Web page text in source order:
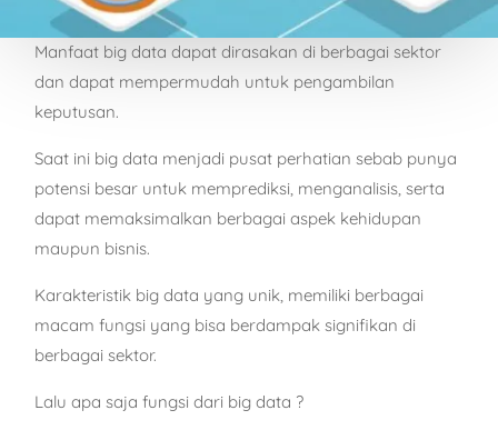
Manfaat big data dapat dirasakan di berbagai sektor
dan dapat mempermudah untuk pengambilan
keputusan.
Saat ini big data menjadi pusat perhatian sebab punya
potensi besar untuk memprediksi, menganalisis, serta
dapat memaksimalkan berbagai aspek kehidupan
maupun bisnis.
Karakteristik big data yang unik, memiliki berbagai
macam fungsi yang bisa berdampak signifikan di
berbagai sektor.
Lalu apa saja fungsi dari big data ?